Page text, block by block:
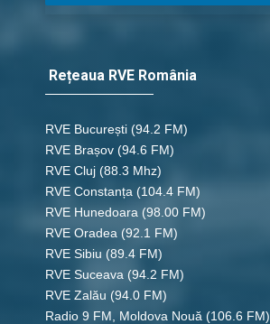
Rețeaua RVE România
RVE București (94.2 FM)
RVE Brașov (94.6 FM)
RVE Cluj (88.3 Mhz)
RVE Constanța (104.4 FM)
RVE Hunedoara (98.00 FM)
RVE Oradea (92.1 FM)
RVE Sibiu (89.4 FM)
RVE Suceava (94.2 FM)
RVE Zalău (94.0 FM)
Radio 9 FM, Moldova Nouă (106.6 FM)